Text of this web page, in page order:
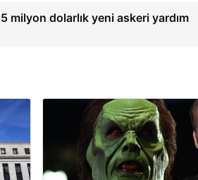
milyon dolarlık yeni askeri yardım